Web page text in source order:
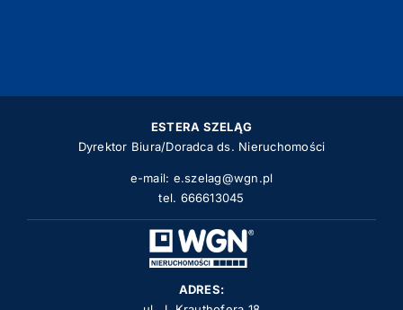
ESTERA SZELĄG
Dyrektor Biura/Doradca ds. Nieruchomości
e-mail: e.szelag@wgn.pl
tel. 666613045
ADRES: